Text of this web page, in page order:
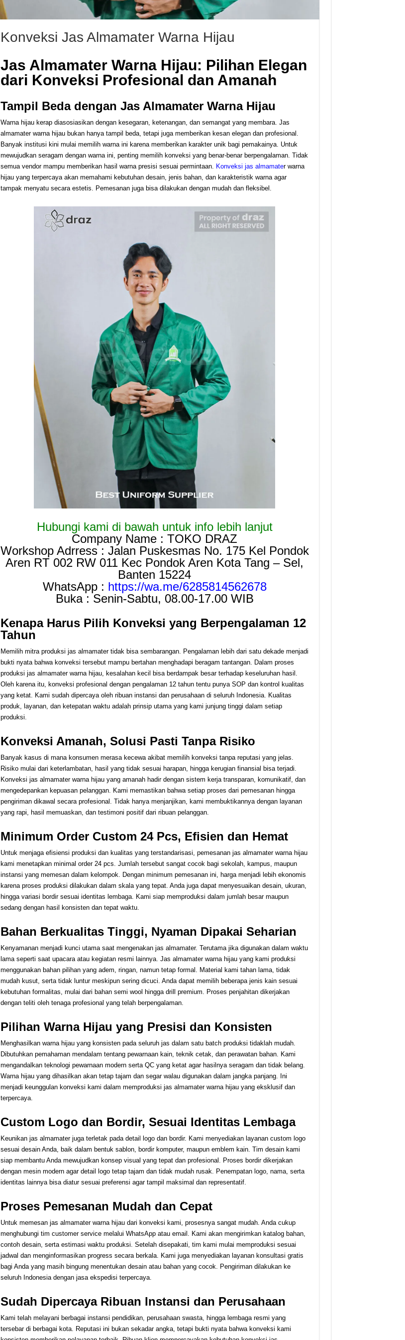
Konveksi Jas Almamater Warna Hijau
Jas Almamater Warna Hijau: Pilihan Elegan
dari Konveksi Profesional dan Amanah
Tampil Beda dengan Jas Almamater Warna Hijau
Warna hijau kerap diasosiasikan dengan kesegaran, ketenangan, dan semangat yang membara. Jas
almamater warna hijau bukan hanya tampil beda, tetapi juga memberikan kesan elegan dan profesional.
Banyak institusi kini mulai memilih warna ini karena memberikan karakter unik bagi pemakainya. Untuk
mewujudkan seragam dengan warna ini, penting memilih konveksi yang benar-benar berpengalaman. Tidak
semua vendor mampu memberikan hasil warna presisi sesuai permintaan. Konveksi jas almamater warna
hijau yang terpercaya akan memahami kebutuhan desain, jenis bahan, dan karakteristik warna agar
tampak menyatu secara estetis. Pemesanan juga bisa dilakukan dengan mudah dan fleksibel.
Hubungi kami di bawah untuk info lebih lanjut
Company Name : TOKO DRAZ
Workshop Adrress : Jalan Puskesmas No. 175 Kel Pondok
Aren RT 002 RW 011 Kec Pondok Aren Kota Tang – Sel,
Banten 15224
WhatsApp : https://wa.me/6285814562678
Buka : Senin-Sabtu, 08.00-17.00 WIB
Kenapa Harus Pilih Konveksi yang Berpengalaman 12
Tahun
Memilih mitra produksi jas almamater tidak bisa sembarangan. Pengalaman lebih dari satu dekade menjadi
bukti nyata bahwa konveksi tersebut mampu bertahan menghadapi beragam tantangan. Dalam proses
produksi jas almamater warna hijau, kesalahan kecil bisa berdampak besar terhadap keseluruhan hasil.
Oleh karena itu, konveksi profesional dengan pengalaman 12 tahun tentu punya SOP dan kontrol kualitas
yang ketat. Kami sudah dipercaya oleh ribuan instansi dan perusahaan di seluruh Indonesia. Kualitas
produk, layanan, dan ketepatan waktu adalah prinsip utama yang kami junjung tinggi dalam setiap
produksi.
Konveksi Amanah, Solusi Pasti Tanpa Risiko
Banyak kasus di mana konsumen merasa kecewa akibat memilih konveksi tanpa reputasi yang jelas.
Risiko mulai dari keterlambatan, hasil yang tidak sesuai harapan, hingga kerugian finansial bisa terjadi.
Konveksi jas almamater warna hijau yang amanah hadir dengan sistem kerja transparan, komunikatif, dan
mengedepankan kepuasan pelanggan. Kami memastikan bahwa setiap proses dari pemesanan hingga
pengiriman dikawal secara profesional. Tidak hanya menjanjikan, kami membuktikannya dengan layanan
yang rapi, hasil memuaskan, dan testimoni positif dari ribuan pelanggan.
Minimum Order Custom 24 Pcs, Efisien dan Hemat
Untuk menjaga efisiensi produksi dan kualitas yang terstandarisasi, pemesanan jas almamater warna hijau
kami menetapkan minimal order 24 pcs. Jumlah tersebut sangat cocok bagi sekolah, kampus, maupun
instansi yang memesan dalam kelompok. Dengan minimum pemesanan ini, harga menjadi lebih ekonomis
karena proses produksi dilakukan dalam skala yang tepat. Anda juga dapat menyesuaikan desain, ukuran,
hingga variasi bordir sesuai identitas lembaga. Kami siap memproduksi dalam jumlah besar maupun
sedang dengan hasil konsisten dan tepat waktu.
Bahan Berkualitas Tinggi, Nyaman Dipakai Seharian
Kenyamanan menjadi kunci utama saat mengenakan jas almamater. Terutama jika digunakan dalam waktu
lama seperti saat upacara atau kegiatan resmi lainnya. Jas almamater warna hijau yang kami produksi
menggunakan bahan pilihan yang adem, ringan, namun tetap formal. Material kami tahan lama, tidak
mudah kusut, serta tidak luntur meskipun sering dicuci. Anda dapat memilih beberapa jenis kain sesuai
kebutuhan formalitas, mulai dari bahan semi wool hingga drill premium. Proses penjahitan dikerjakan
dengan teliti oleh tenaga profesional yang telah berpengalaman.
Pilihan Warna Hijau yang Presisi dan Konsisten
Menghasilkan warna hijau yang konsisten pada seluruh jas dalam satu batch produksi tidaklah mudah.
Dibutuhkan pemahaman mendalam tentang pewarnaan kain, teknik cetak, dan perawatan bahan. Kami
mengandalkan teknologi pewarnaan modern serta QC yang ketat agar hasilnya seragam dan tidak belang.
Warna hijau yang dihasilkan akan tetap tajam dan segar walau digunakan dalam jangka panjang. Ini
menjadi keunggulan konveksi kami dalam memproduksi jas almamater warna hijau yang eksklusif dan
terpercaya.
Custom Logo dan Bordir, Sesuai Identitas Lembaga
Keunikan jas almamater juga terletak pada detail logo dan bordir. Kami menyediakan layanan custom logo
sesuai desain Anda, baik dalam bentuk sablon, bordir komputer, maupun emblem kain. Tim desain kami
siap membantu Anda mewujudkan konsep visual yang tepat dan profesional. Proses bordir dikerjakan
dengan mesin modern agar detail logo tetap tajam dan tidak mudah rusak. Penempatan logo, nama, serta
identitas lainnya bisa diatur sesuai preferensi agar tampil maksimal dan representatif.
Proses Pemesanan Mudah dan Cepat
Untuk memesan jas almamater warna hijau dari konveksi kami, prosesnya sangat mudah. Anda cukup
menghubungi tim customer service melalui WhatsApp atau email. Kami akan mengirimkan katalog bahan,
contoh desain, serta estimasi waktu produksi. Setelah disepakati, tim kami mulai memproduksi sesuai
jadwal dan menginformasikan progress secara berkala. Kami juga menyediakan layanan konsultasi gratis
bagi Anda yang masih bingung menentukan desain atau bahan yang cocok. Pengiriman dilakukan ke
seluruh Indonesia dengan jasa ekspedisi terpercaya.
Sudah Dipercaya Ribuan Instansi dan Perusahaan
Kami telah melayani berbagai instansi pendidikan, perusahaan swasta, hingga lembaga resmi yang
tersebar di berbagai kota. Reputasi ini bukan sekadar angka, tetapi bukti nyata bahwa konveksi kami